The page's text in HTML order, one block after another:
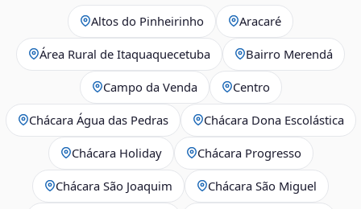
Altos do Pinheirinho Aracaré
Área Rural de Itaquaquecetuba Bairro Merendá
Campo da Venda Centro
Chácara Água das Pedras Chácara Dona Escolástica
Chácara Holiday Chácara Progresso
Chácara São Joaquim Chácara São Miguel